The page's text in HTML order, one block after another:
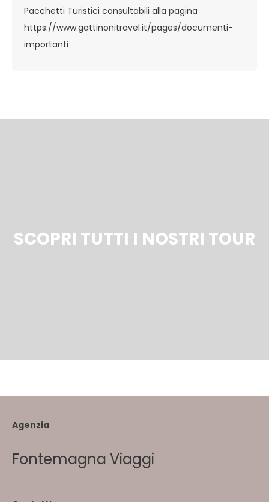
Pacchetti Turistici consultabili alla pagina
https://www.gattinonitravel.it/pages/documenti-
importanti
SCOPRI TUTTI I NOSTRI TOUR
Agenzia
Fontemagna Viaggi